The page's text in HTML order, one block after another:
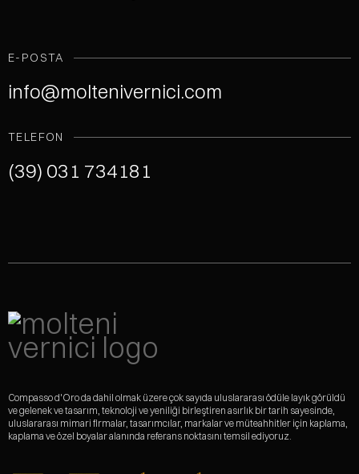
E-POSTA
info@moltenivernici.com
TELEFON
(39) 031 734181
Compasso d'Oro da dahil olmak üzere çok sayıda uluslararası ödüle layık görüldü
ve gelenek ve tasarım, teknoloji ve yeniliği birleştiren asırlık bir tarih sayesinde,
uluslararası mimari firmalar, tasarımcılar, markalar ve müteahhitler için kaplama,
kaplama ve özel boyalar alanında referans noktasını temsil ediyoruz.